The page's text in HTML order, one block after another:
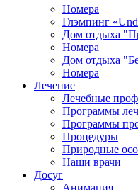
Номера
Глэмпинг
Дом отдыха
Номера
Дом отдыха
Номера
Лечение
Лечебные
Программы
Программы
Процедуры
Природные
Наши врачи
Досуг
Анимация